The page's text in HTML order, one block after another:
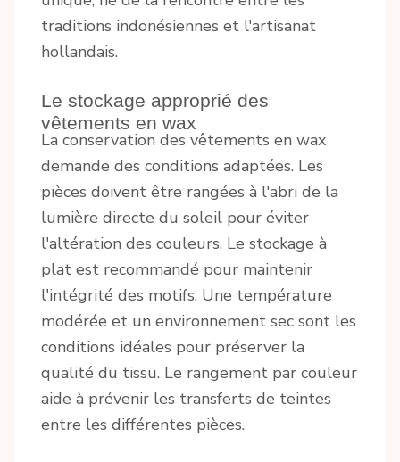
traditions indonésiennes et l'artisanat
hollandais.
Le stockage approprié des
vêtements en wax
La conservation des vêtements en wax
demande des conditions adaptées. Les
pièces doivent être rangées à l'abri de la
lumière directe du soleil pour éviter
l'altération des couleurs. Le stockage à
plat est recommandé pour maintenir
l'intégrité des motifs. Une température
modérée et un environnement sec sont les
conditions idéales pour préserver la
qualité du tissu. Le rangement par couleur
aide à prévenir les transferts de teintes
entre les différentes pièces.